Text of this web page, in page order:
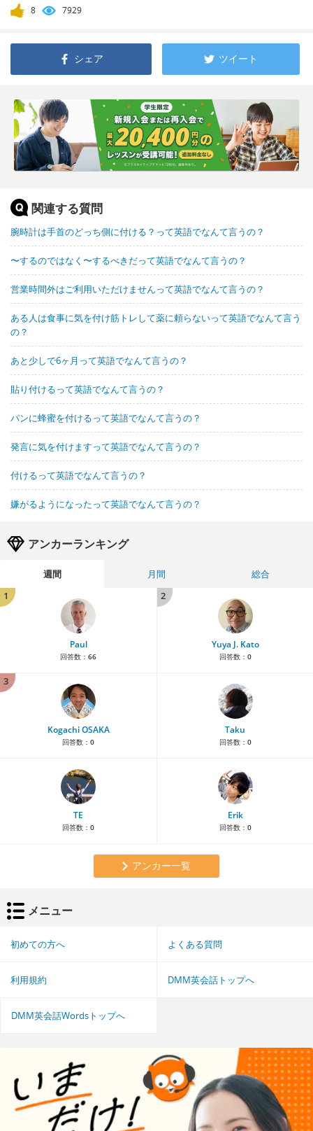
8 7929
シェア ツイート
関連する質問
腕時計は手首のどっち側に付ける？って英語でなんて言うの？
〜するのではなく〜するべきだって英語でなんて言うの？
営業時間外はご利用いただけませんって英語でなんて言うの？
ある人は食事に気を付け筋トレして薬に頼らないって英語でなんて言う
の？
あと少しで6ヶ月って英語でなんて言うの？
貼り付けるって英語でなんて言うの？
パンに蜂蜜を付けるって英語でなんて言うの？
発言に気を付けますって英語でなんて言うの？
付けるって英語でなんて言うの？
嫌がるようになったって英語でなんて言うの？
アンカーランキング
週間 月間
総合
1
Paul
回答数： 66
2
Yuya J. Kato
回答数： 0
3
Kogachi OSAKA
回答数： 0
Taku
回答数： 0
TE
回答数： 0
Erik
回答数： 0
アンカー一覧
メニュー
初めての方へ よくある質問
利用規約 DMM英会話トップへ
DMM英会話Wordsトップへ